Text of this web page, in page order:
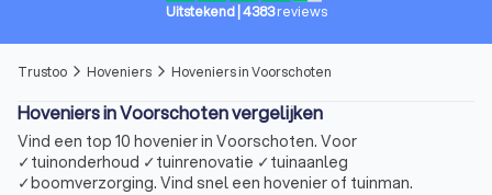
Uitstekend| 4383 reviews
Trustoo arrow_forward_ios Hoveniers arrow_forward_ios Hoveniers in Voorschoten
Hoveniers in Voorschoten vergelijken
Vind een top 10 hovenier in Voorschoten. Voor
✓tuinonderhoud ✓tuinrenovatie ✓tuinaanleg
✓boomverzorging. Vind snel een hovenier of tuinman.